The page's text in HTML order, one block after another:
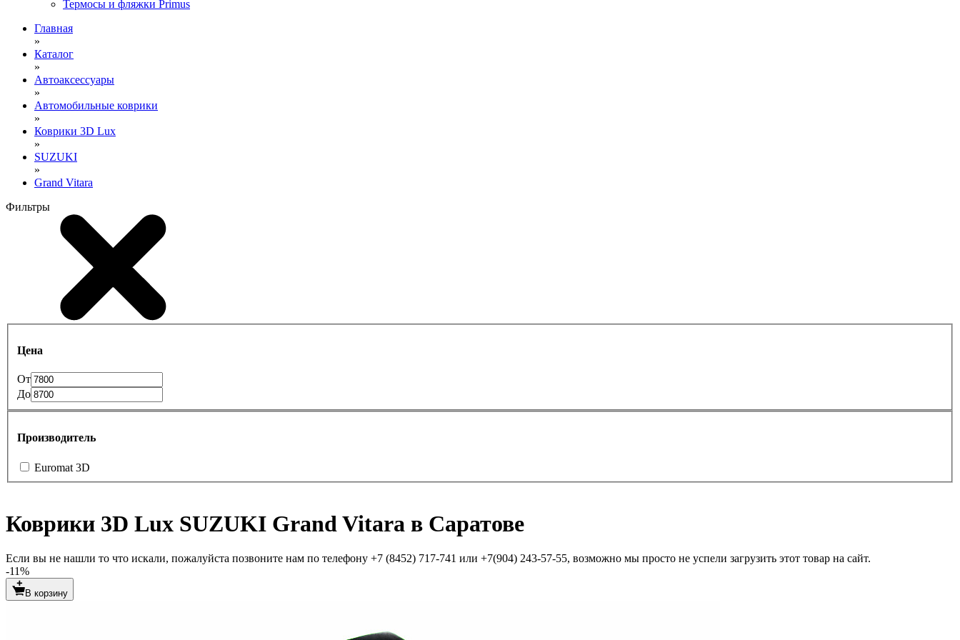
Термосы и фляжки Primus
Главная
»
Каталог
»
Автоаксессуары
»
Автомобильные коврики
»
Коврики 3D Lux
»
SUZUKI
»
Grand Vitara
Фильтры
Цена
От
До
Производитель
Euromat 3D
Коврики 3D Lux SUZUKI Grand Vitara в Саратове
Если вы не нашли то что искали, пожалуйста позвоните нам по телефону +7 (8452) 717-741 или +7(904) 243-57-55, возможно мы просто не успели загрузить этот товар на сайт.
-11%
В корзину